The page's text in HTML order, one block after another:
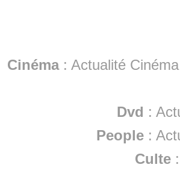
Cinéma: Actualité Cinéma
Dvd :
People :
Culte :